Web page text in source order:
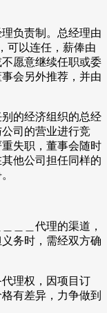
负责制。总经理由
可以连任，薪俸由
愿意继续任职或委
会另外推荐，并由
的经济组织的总经
司的营业进行竞
失职，董事会随时
他公司担任同样的
＿＿代理的渠道，
务时，需经双方确
理权，因项目订
有差异，力争做到